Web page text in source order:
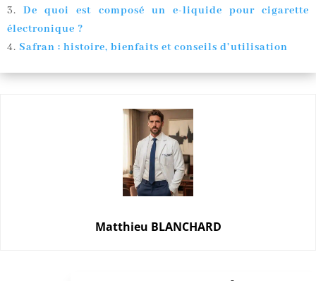
De quoi est composé un e-liquide pour cigarette
électronique ?
Safran : histoire, bienfaits et conseils d’utilisation
Matthieu BLANCHARD